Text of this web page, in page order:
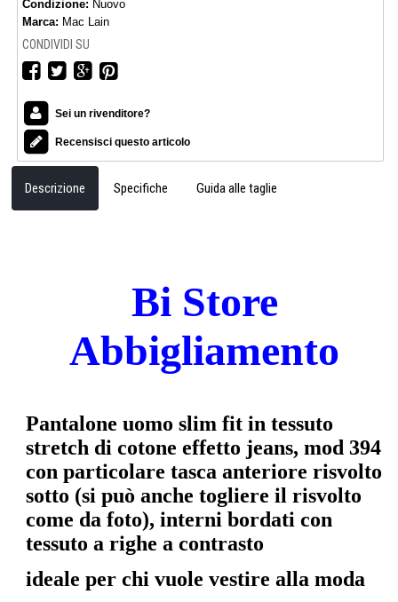
Condizione: Nuovo
Marca: Mac Lain
CONDIVIDI SU
Sei un rivenditore?
Recensisci questo articolo
Descrizione Specifiche Guida alle taglie
Bi Store
Abbigliamento
Pantalone uomo slim fit in tessuto
stretch di cotone effetto jeans, mod 394
con particolare tasca anteriore risvolto
sotto (si può anche togliere il risvolto
come da foto),interni bordati con
tessuto a righe a contrasto
ideale per chi vuole vestire alla moda